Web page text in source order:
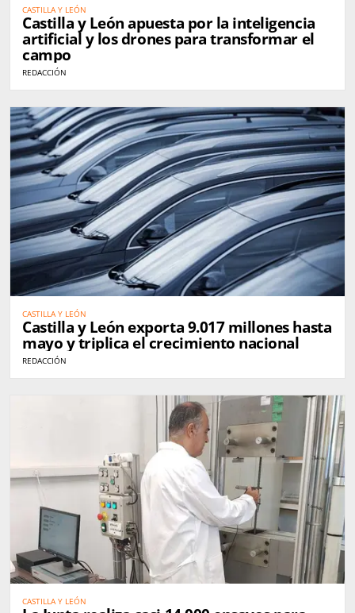
CASTILLA Y LEÓN
Castilla y León apuesta por la inteligencia
artificial y los drones para transformar el
campo
REDACCIÓN
CASTILLA Y LEÓN
Castilla y León exporta 9.017 millones hasta
mayo y triplica el crecimiento nacional
REDACCIÓN
CASTILLA Y LEÓN